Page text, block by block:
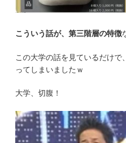
こういう話が、第三階層の特徴
この大学の話を見ているだけで、
ってしまいましたｗ
大学、切腹！